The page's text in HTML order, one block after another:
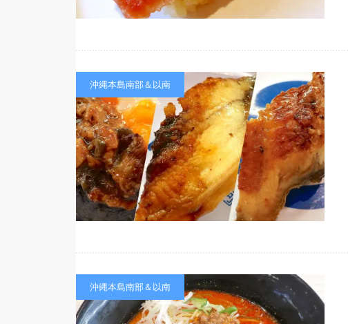
沖縄本島南部＆以南
沖縄本島南部＆以南